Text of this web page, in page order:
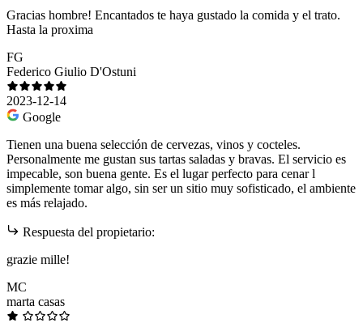
Gracias hombre! Encantados te haya gustado la comida y el trato.
Hasta la proxima
FG
Federico Giulio D'Ostuni
2023-12-14
Google
Tienen una buena selección de cervezas, vinos y cocteles.
Personalmente me gustan sus tartas saladas y bravas. El servicio es
impecable, son buena gente. Es el lugar perfecto para cenar l
simplemente tomar algo, sin ser un sitio muy sofisticado, el ambiente
es más relajado.
Respuesta del propietario:
grazie mille!
MC
marta casas